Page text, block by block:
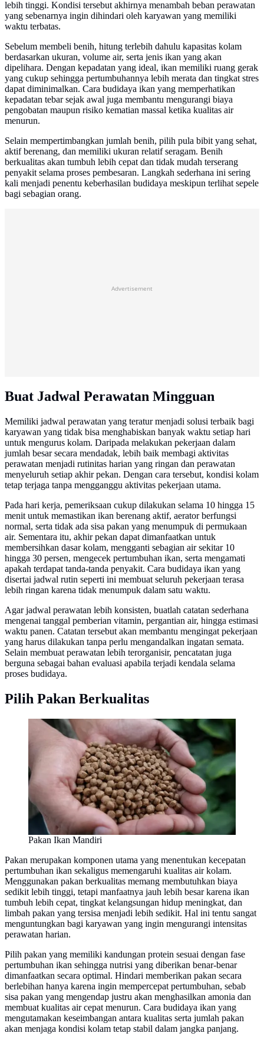
lebih tinggi. Kondisi tersebut akhirnya menambah beban perawatan
yang sebenarnya ingin dihindari oleh karyawan yang memiliki
waktu terbatas.
Sebelum membeli benih, hitung terlebih dahulu kapasitas kolam
berdasarkan ukuran, volume air, serta jenis ikan yang akan
dipelihara. Dengan kepadatan yang ideal, ikan memiliki ruang gerak
yang cukup sehingga pertumbuhannya lebih merata dan tingkat stres
dapat diminimalkan. Cara budidaya ikan yang memperhatikan
kepadatan tebar sejak awal juga membantu mengurangi biaya
pengobatan maupun risiko kematian massal ketika kualitas air
menurun.
Selain mempertimbangkan jumlah benih, pilih pula bibit yang sehat,
aktif berenang, dan memiliki ukuran relatif seragam. Benih
berkualitas akan tumbuh lebih cepat dan tidak mudah terserang
penyakit selama proses pembesaran. Langkah sederhana ini sering
kali menjadi penentu keberhasilan budidaya meskipun terlihat sepele
bagi sebagian orang.
Advertisement
Buat Jadwal Perawatan Mingguan
Memiliki jadwal perawatan yang teratur menjadi solusi terbaik bagi
karyawan yang tidak bisa menghabiskan banyak waktu setiap hari
untuk mengurus kolam. Daripada melakukan pekerjaan dalam
jumlah besar secara mendadak, lebih baik membagi aktivitas
perawatan menjadi rutinitas harian yang ringan dan perawatan
menyeluruh setiap akhir pekan. Dengan cara tersebut, kondisi kolam
tetap terjaga tanpa mengganggu aktivitas pekerjaan utama.
Pada hari kerja, pemeriksaan cukup dilakukan selama 10 hingga 15
menit untuk memastikan ikan berenang aktif, aerator berfungsi
normal, serta tidak ada sisa pakan yang menumpuk di permukaan
air. Sementara itu, akhir pekan dapat dimanfaatkan untuk
membersihkan dasar kolam, mengganti sebagian air sekitar 10
hingga 30 persen, mengecek pertumbuhan ikan, serta mengamati
apakah terdapat tanda-tanda penyakit. Cara budidaya ikan yang
disertai jadwal rutin seperti ini membuat seluruh pekerjaan terasa
lebih ringan karena tidak menumpuk dalam satu waktu.
Agar jadwal perawatan lebih konsisten, buatlah catatan sederhana
mengenai tanggal pemberian vitamin, pergantian air, hingga estimasi
waktu panen. Catatan tersebut akan membantu mengingat pekerjaan
yang harus dilakukan tanpa perlu mengandalkan ingatan semata.
Selain membuat perawatan lebih terorganisir, pencatatan juga
berguna sebagai bahan evaluasi apabila terjadi kendala selama
proses budidaya.
Pilih Pakan Berkualitas
Pakan Ikan Mandiri
Pakan merupakan komponen utama yang menentukan kecepatan
pertumbuhan ikan sekaligus memengaruhi kualitas air kolam.
Menggunakan pakan berkualitas memang membutuhkan biaya
sedikit lebih tinggi, tetapi manfaatnya jauh lebih besar karena ikan
tumbuh lebih cepat, tingkat kelangsungan hidup meningkat, dan
limbah pakan yang tersisa menjadi lebih sedikit. Hal ini tentu sangat
menguntungkan bagi karyawan yang ingin mengurangi intensitas
perawatan harian.
Pilih pakan yang memiliki kandungan protein sesuai dengan fase
pertumbuhan ikan sehingga nutrisi yang diberikan benar-benar
dimanfaatkan secara optimal. Hindari memberikan pakan secara
berlebihan hanya karena ingin mempercepat pertumbuhan, sebab
sisa pakan yang mengendap justru akan menghasilkan amonia dan
membuat kualitas air cepat menurun. Cara budidaya ikan yang
mengutamakan keseimbangan antara kualitas serta jumlah pakan
akan menjaga kondisi kolam tetap stabil dalam jangka panjang.